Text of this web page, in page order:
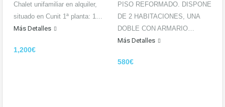
Chalet unifamiliar en alquiler,
situado en Cunit 1ª planta: 1…
Más Detalles
1,200€
PISO REFORMADO. DISPONE
DE 2 HABITACIONES, UNA
DOBLE CON ARMARIO…
Más Detalles
580€